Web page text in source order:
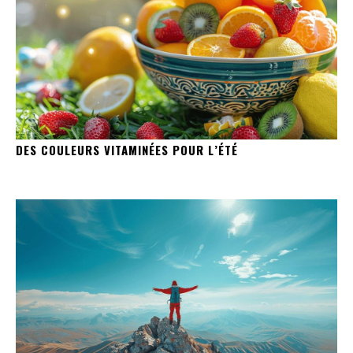
DES COULEURS VITAMINÉES POUR L’ÉTÉ